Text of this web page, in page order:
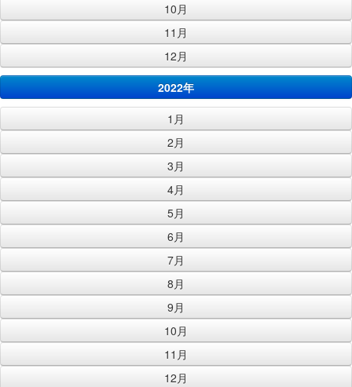
10月
11月
12月
2022年
1月
2月
3月
4月
5月
6月
7月
8月
9月
10月
11月
12月